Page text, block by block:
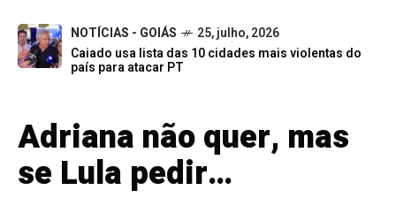
NOTÍCIAS - GOIÁS
25, julho, 2026
Caiado usa lista das 10 cidades mais violentas do
país para atacar PT
Adriana não quer, mas
se Lula pedir…